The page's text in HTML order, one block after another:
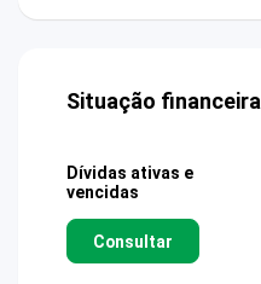
Situação financeira
Dívidas ativas e
vencidas
Consultar